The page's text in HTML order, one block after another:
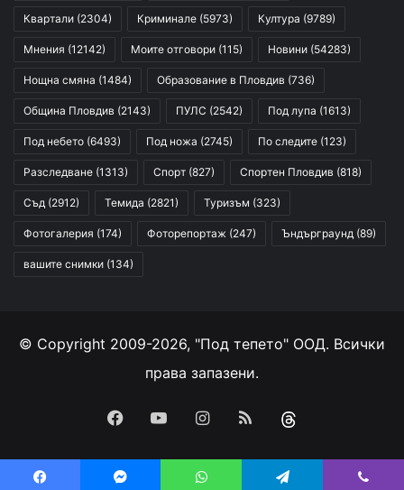
Квартали (2304) Криминале (5973) Култура (9789)
Мнения (12142) Моите отговори (115) Новини (54283)
Нощна смяна (1484) Образование в Пловдив (736)
Община Пловдив (2143) ПУЛС (2542) Под лупа (1613)
Под небето (6493) Под ножа (2745) По следите (123)
Разследване (1313) Спорт (827) Спортен Пловдив (818)
Съд (2912) Темида (2821) Туризъм (323)
Фотогалерия (174) Фоторепортаж (247) Ъндърграунд (89)
вашите снимки (134)
© Copyright 2009-2026, "Под тепето" ООД. Всички
права запазени.
Facebook
YouTubeInstagram
RSS